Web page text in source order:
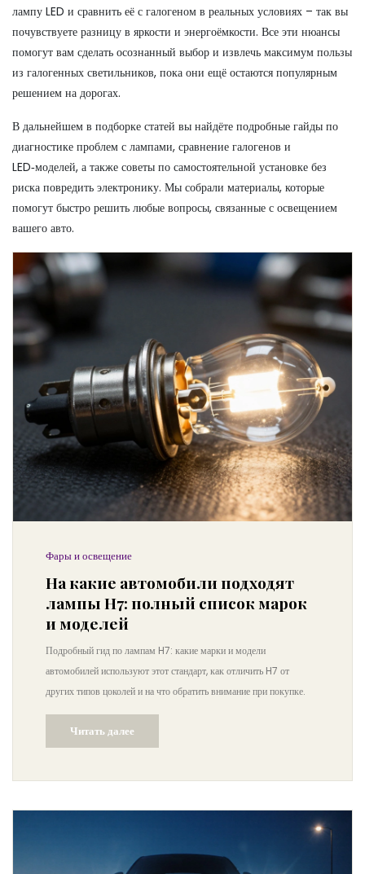
лампу LED и сравнить её с галогеном в реальных условиях – так вы
почувствуете разницу в яркости и энергоёмкости. Все эти нюансы
помогут вам сделать осознанный выбор и извлечь максимум пользы
из галогенных светильников, пока они ещё остаются популярным
решением на дорогах.
В дальнейшем в подборке статей вы найдёте подробные гайды по
диагностике проблем с лампами, сравнение галогенов и
LED‑моделей, а также советы по самостоятельной установке без
риска повредить электронику. Мы собрали материалы, которые
помогут быстро решить любые вопросы, связанные с освещением
вашего авто.
Фары и освещение
На какие автомобили подходят
лампы H7: полный список марок
и моделей
Подробный гид по лампам H7: какие марки и модели
автомобилей используют этот стандарт, как отличить H7 от
других типов цоколей и на что обратить внимание при покупке.
Читать далее